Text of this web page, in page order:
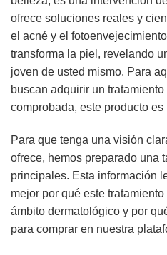
ofrece soluciones reales y
el acné y el
transforma la piel, revelando
joven de usted mismo. Para
buscan adquirir un
comprobada, este producto
Para que tenga una visión
ofrece, hemos preparado una
principales. Esta información
mejor por qué este
ámbito dermatológico y por
para comprar en nuestra